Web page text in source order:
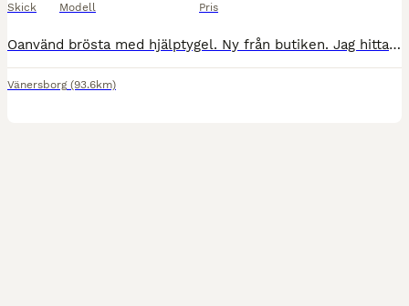
Skick Modell Pris
Oanvänd brösta med hjälptygel. Ny från butiken. Jag hittade en annan som passade bra och denna blev över. Svart läder med mässingsfärgade spännen. Nypris 895:-
Vänersborg (93.6km)